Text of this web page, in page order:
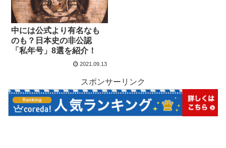
中には公式より有名なも
のも？日本史の非公認
「私年号」8選を紹介！
2021.09.13
スポンサーリンク